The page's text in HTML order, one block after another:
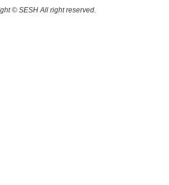
© SESH All right reserved.